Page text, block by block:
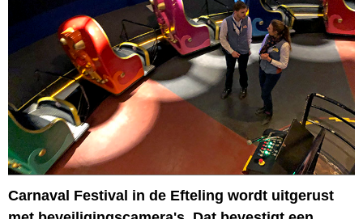
Carnaval Festival in de Efteling wordt uitgerust